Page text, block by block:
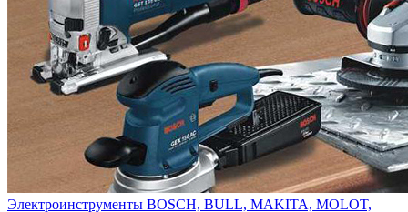
Электроинструменты BOSCH, BULL, MAKITA, MOLOT,